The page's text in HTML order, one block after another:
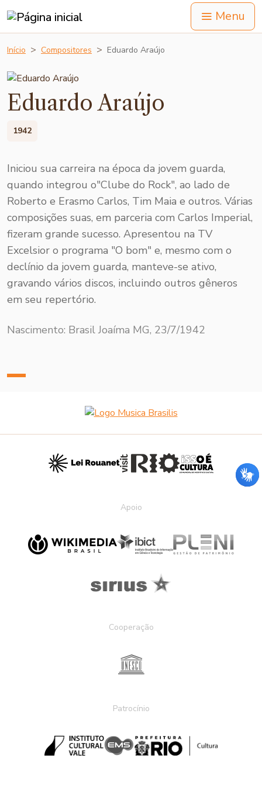
Menu
Início Compositores Eduardo Araújo
Eduardo Araújo
1942
Iniciou sua carreira na época da jovem guarda,
quando integrou o"Clube do Rock", ao lado de
Roberto e Erasmo Carlos, Tim Maia e outros. Várias
composições suas, em parceria com Carlos Imperial,
fizeram grande sucesso. Apresentou na TV
Excelsior o programa "O bom" e, mesmo com o
declínio da jovem guarda, manteve-se ativo,
gravando vários discos, incluindo outros gêneros
em seu repertório.
Nascimento: Brasil Joaíma MG, 23/7/1942
Apoio
Cooperação
Patrocínio